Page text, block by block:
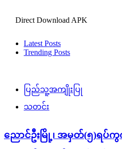
Direct Download APK
Latest Posts
Trending Posts
ပြည်သူ့အကျိုးပြု
သတင်း
ညောင်ဦးမြို့၊ အမှတ်(၅)ရပ်